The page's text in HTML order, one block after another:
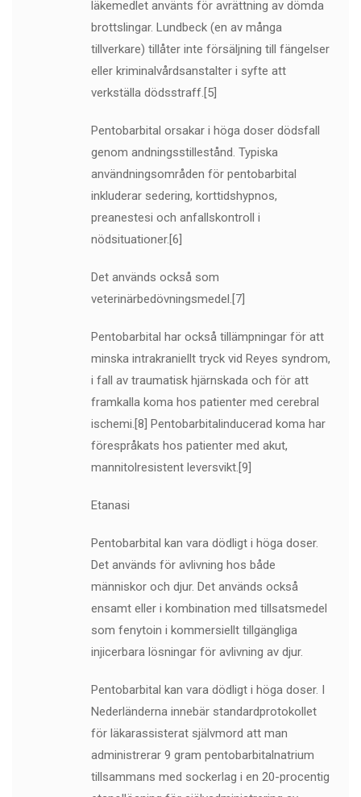
läkemedlet använts för avrättning av dömda
brottslingar. Lundbeck (en av många
tillverkare) tillåter inte försäljning till fängelser
eller kriminalvårdsanstalter i syfte att
verkställa dödsstraff.[5]
Pentobarbital orsakar i höga doser dödsfall
genom andningsstillestånd. Typiska
användningsområden för pentobarbital
inkluderar sedering, korttidshypnos,
preanestesi och anfallskontroll i
nödsituationer.[6]
Det används också som
veterinärbedövningsmedel.[7]
Pentobarbital har också tillämpningar för att
minska intrakraniellt tryck vid Reyes syndrom,
i fall av traumatisk hjärnskada och för att
framkalla koma hos patienter med cerebral
ischemi.[8] Pentobarbitalinducerad koma har
förespråkats hos patienter med akut,
mannitolresistent leversvikt.[9]
Etanasi
Pentobarbital kan vara dödligt i höga doser.
Det används för avlivning hos både
människor och djur. Det används också
ensamt eller i kombination med tillsatsmedel
som fenytoin i kommersiellt tillgängliga
injicerbara lösningar för avlivning av djur.
Pentobarbital kan vara dödligt i höga doser. I
Nederländerna innebär standardprotokollet
för läkarassisterat självmord att man
administrerar 9 gram pentobarbitalnatrium
tillsammans med sockerlag i en 20-procentig